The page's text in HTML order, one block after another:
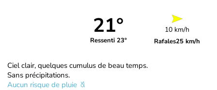
21°
Ressenti 23°
10 km/h
Rafales25 km/h
Ciel clair, quelques cumulus de beau temps.
Sans précipitations.
Aucun risque de pluie